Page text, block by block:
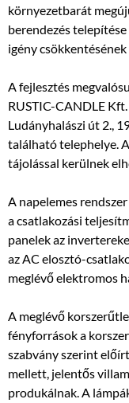
környezetbarát
berendezés
igény
A fejlesztés
RUSTIC-CANDLE
Ludányhalászi út 2.,
található telephelye.
tájolással kerülnek
A napelemes
a csatlakozási
panelek az
az AC elosztó-
meglévő elektromos
A meglévő
fényforrások a
szabvány szerint
mellett, jelentős
produkálnak. A